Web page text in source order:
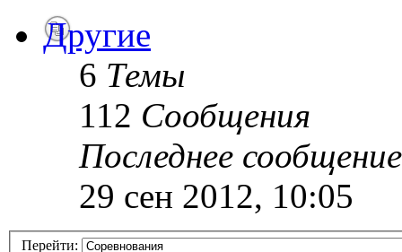
Другие
6 Темы
112 Сообщения
Последнее сообщение
29 сен 2012, 10:05
Перейти: